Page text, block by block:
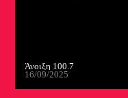
Άνοιξη 100.7
16/09/2025